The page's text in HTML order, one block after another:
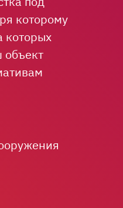
которому
которых
объект